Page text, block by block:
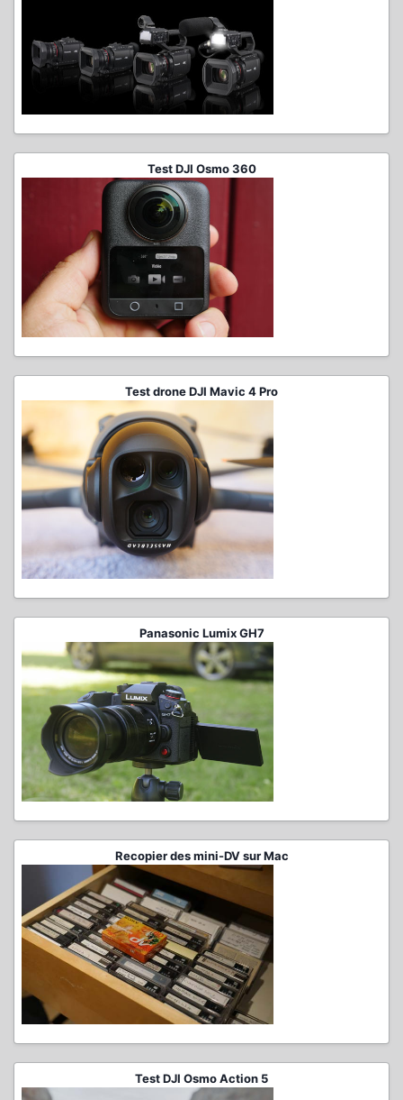
Test DJI Osmo 360
Test drone DJI Mavic 4 Pro
Panasonic Lumix GH7
Recopier des mini-DV sur Mac
Test DJI Osmo Action 5